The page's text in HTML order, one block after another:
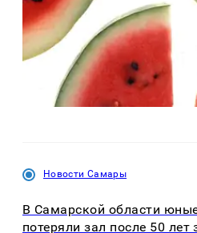
Новости Самары
В Самарской области
потеряли зал после 50 лет